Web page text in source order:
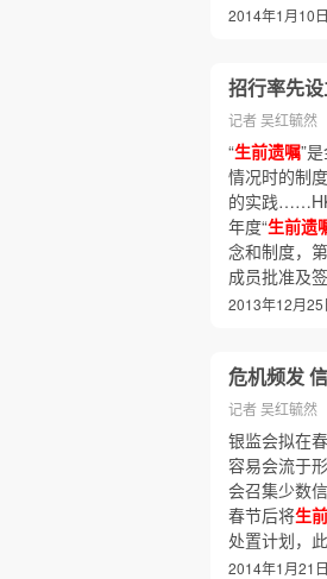
2014年1月10
招行率先设
记者 吴红毓然
“生前遗嘱”
情况时的制
的实践
年度“生前遗
念和制度，
成员批准及
2013年12月25
危机频发
记者 吴红毓然
银监会拟在
容易会流于
会召集少数
春节后将生
处置计划，
2014年1月21